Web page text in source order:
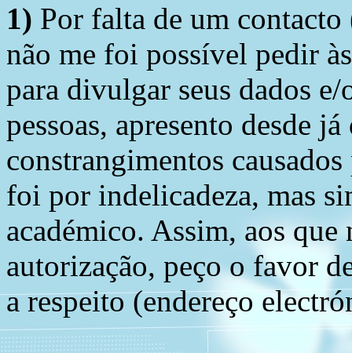
1) Por falta de um
não me foi possível pedir
para divulgar seus dados
pessoas, apresento desde
constrangimentos
foi por indelicadeza, mas
académico. Assim, aos
autorização, peço o favor
a respeito (endereço